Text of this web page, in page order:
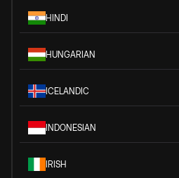
HINDI
HUNGARIAN
ICELANDIC
INDONESIAN
IRISH